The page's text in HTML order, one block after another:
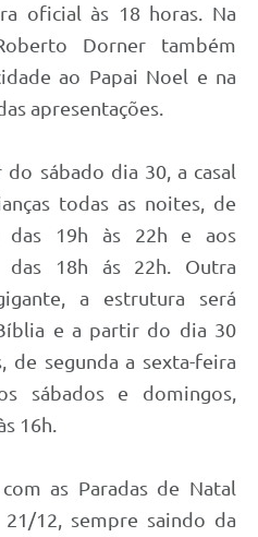
oficial às 18 horas. Na
Dorner também
ao Papai Noel e na
apresentações.
sábado dia 30, a casal
todas as noites, de
das 19h às 22h e aos
das 18h ás 22h. Outra
a estrutura será
e a partir do dia 30
de segunda a sexta-feira
sábados e domingos,
16h.
as Paradas de Natal
12, sempre saindo da